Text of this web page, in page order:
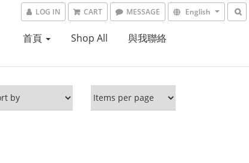
LOG IN CART MESSAGE English
首頁 Shop All 與我聯絡